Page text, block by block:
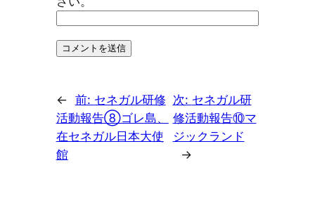
← 前: セネガル研修
活動報告⑧ゴレ島、
在セネガル日本大使
館
次: セネガル研
修活動報告⑩マ
ジックランド
→